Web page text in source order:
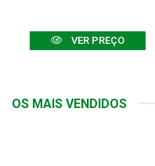
VER PREÇO
OS MAIS VENDIDOS